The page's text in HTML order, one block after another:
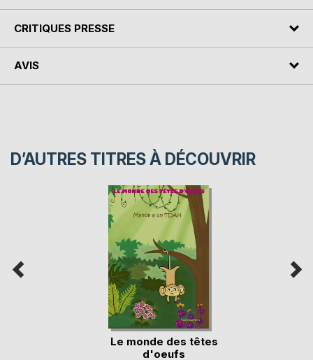
CRITIQUES PRESSE
AVIS
D’AUTRES TITRES À DÉCOUVRIR
Le monde des têtes
d'oeufs